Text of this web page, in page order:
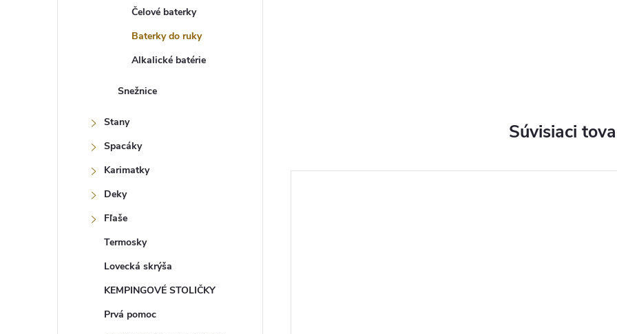
Čelové baterky
Baterky do ruky
Alkalické batérie
Snežnice
Stany
Spacáky
Karimatky
Deky
Fľaše
Termosky
Lovecká skrýša
KEMPINGOVÉ STOLIČKY
Prvá pomoc
Súvisiaci